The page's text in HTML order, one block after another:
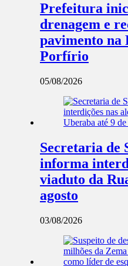
Prefeitura
drenagem e
pavimento na
Porfírio
05/08/2026
Secretaria de
informa
viaduto da
agosto
03/08/2026